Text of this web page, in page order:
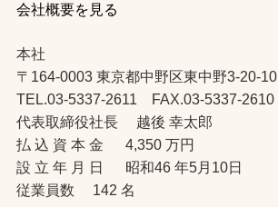
会社概要を見る
本社
〒164-0003 東京都中野区東中野3-20-10
TEL.03-5337-2611 FAX.03-5337-2610
代表取締役社長 越後 幸太郎
払 込 資 本 金 4,350 万円
設 立 年 月 日 昭和46 年5月10日
従業員数 142 名